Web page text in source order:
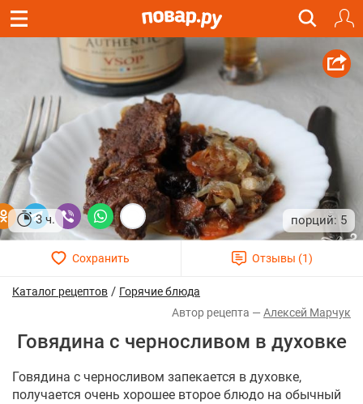
3 ч. 5
Каталог рецептов / Горячие блюда
Алексей Марчук
Говядина с черносливом в духовке
Говядина с черносливом запекается в духовке,
получается очень хорошее второе блюдо на обычный